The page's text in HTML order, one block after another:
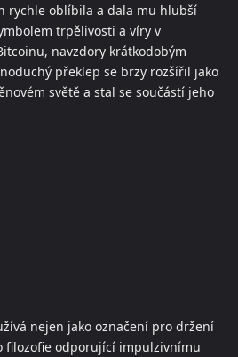
rychle oblíbila a dala mu hlubší
trpělivosti a víry v
navzdory krátkodobým
překlep se brzy rozšířil jako
světě a stal se součástí jeho
nejen jako označení pro držení
filozofie odporující impulzivnímu